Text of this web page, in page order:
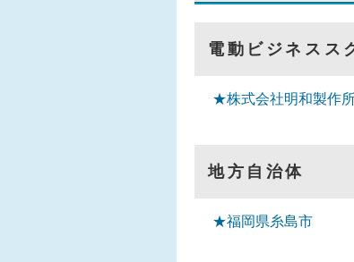
電動ビジネス
★株式会社明和製作
地方自治体
★福岡県糸島市